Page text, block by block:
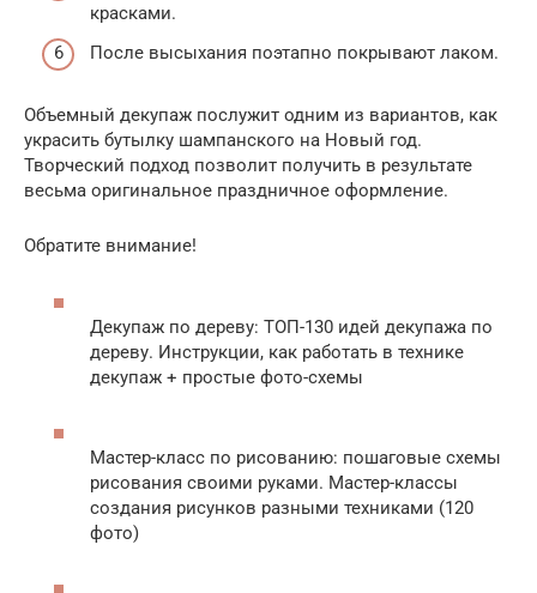
красками.
После высыхания поэтапно покрывают лаком.
Объемный декупаж послужит одним из вариантов, как
украсить бутылку шампанского на Новый год.
Творческий подход позволит получить в результате
весьма оригинальное праздничное оформление.
Обратите внимание!
Декупаж по дереву: ТОП-130 идей декупажа по
дереву. Инструкции, как работать в технике
декупаж + простые фото-схемы
Мастер-класс по рисованию: пошаговые схемы
рисования своими руками. Мастер-классы
создания рисунков разными техниками (120
фото)